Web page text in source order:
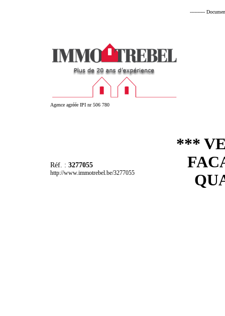
----------
Agence agréée IPI nr 506 780
Réf. : 3277055
http://www.immotrebel.be/3277055
***